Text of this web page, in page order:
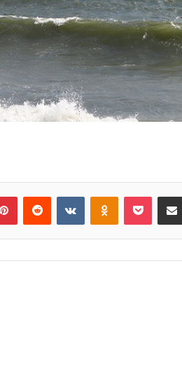
PinterestReddit VKontakteOdnoklassniki
Pocket